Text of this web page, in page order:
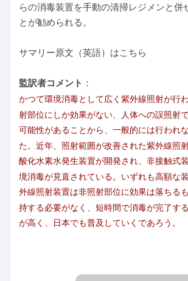
らの消毒装置を手動の清掃レジメンと併
とが勧められる。
サマリー原文（英語）はこちら
監訳者コメント ：
かつて環境消毒として広く紫外線照射が行
射部位にしか効果がない、人体への誤照射
可能性があることから、一般的には行われ
た。近年、照射範囲が改善された紫外線照
酸化水素水発生装置が開発され、非接触式
境消毒が見直されている。いずれも高額な
外線照射装置は非照射部位に効果は落ちる
持する必要がなく、短時間で消毒が完了す
が高く、日本でも普及していくであろう。